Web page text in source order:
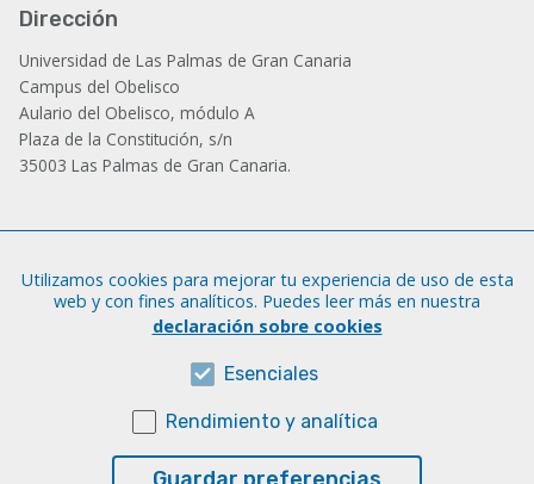
Dirección
Universidad de Las Palmas de Gran Canaria
Campus del Obelisco
Aulario del Obelisco, módulo A
Plaza de la Constitución, s/n
35003 Las Palmas de Gran Canaria.
Tfno.: +34 928 452 771 / 452 787
Fax: +34 928 451 701
Sobre esta web
Utilizamos cookies para mejorar tu experiencia de uso de esta
web y con fines analíticos. Puedes leer más en nuestra
declaración sobre cookies
Esenciales
Rendimiento y analítica